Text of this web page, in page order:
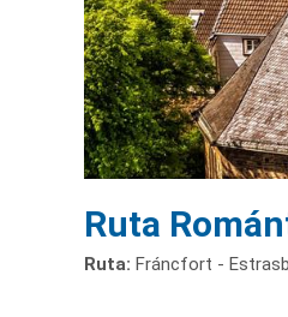
Ruta
Ruta: Fráncfort -